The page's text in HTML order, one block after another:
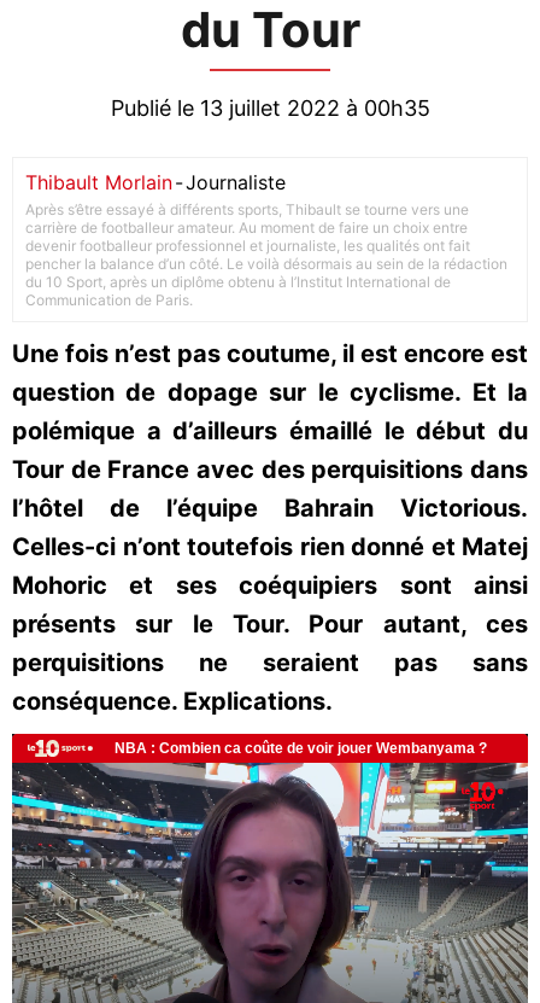
du Tour
Publié le 13 juillet 2022 à 00h35
Thibault Morlain-Journaliste
Après s’être essayé à différents sports, Thibault se tourne vers une
carrière de footballeur amateur. Au moment de faire un choix entre
devenir footballeur professionnel et journaliste, les qualités ont fait
pencher la balance d’un côté. Le voilà désormais au sein de la rédaction
du 10 Sport, après un diplôme obtenu à l’Institut International de
Communication de Paris.
Une fois n’est pas coutume, il est encore est
question de dopage sur le cyclisme. Et la
polémique a d’ailleurs émaillé le début du
Tour de France avec des perquisitions dans
l’hôtel de l’équipe Bahrain Victorious.
Celles-ci n’ont toutefois rien donné et Matej
Mohoric et ses coéquipiers sont ainsi
présents sur le Tour. Pour autant, ces
perquisitions ne seraient pas sans
conséquence. Explications.